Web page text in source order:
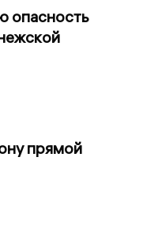
опасность
прямой